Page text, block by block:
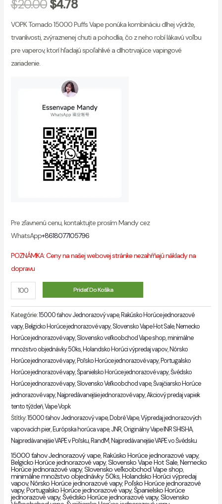
customer
$20.00 $4.78
VOPK Tornado 15000 Puffs Vape ponúka kombináciu dlhej výdrže,
trvanlivosti, zvýraznenej chuti a pohodlia, čo z neho robí lákavú voľbu
pre vaperov, ktorí hľadajú spoľahlivé a dlhotrvajúce vapingové
zariadenie.
Pre zľavnenú cenu, kontaktujte prosím Mandy cez
WhatsApp+8618077105796
POZNÁMKA: Ceny na našej webovej stránke nezahŕňajú náklady na
dopravu
Množstvo Pridať Do Košíka
Kategórie:15000 ťahov Jednorazový vape, Rakúsko Horúce jednorazové
vapy, Belgicko Horúce jednorazové vapy,Slovensko Vape Hot Sale, Nemecko
Horúce jednorazové vapy,Slovensko veľkoobchod Vape shop,minimálne
množstvo objednávky 50ks, Holandsko Horúci výpredaj vapov, Nórsko
Horúce jednorazové vapy, Poľsko Horúce jednorazové vapy, Portugalsko
Horúce jednorazové vapy,Španielsko Horúce jednorazové vapy,Švédsko
Horúce jednorazové vapy,Slovensko Veľkoobchod vape,Švajčiarsko Horúce
jednorazové vapy, Najpredávanejšie jednorazové vapy,Akciový predaj vapiek
tento týždeň,Vape Vopk
Štítky:15000 ťahov Jednorazový vape, Dobré Vape,Výpredaj jednorazových
vapovacích pier, Európska horúca vape,JNR,Originálny Vape INR SHISHA,
Najpredávanejšie VAPE v Poľsku, RandM, Najpredávanejšie VAPE vo Švédsku
15000 ťahov Jednorazový vape,Rakúsko Horúce jednorazové vapy,
Belgicko Horúce jednorazové vapy,Slovensko Vape Hot Sale,Nemecko
Horúce jednorazové vapy,Slovensko veľkoobchod Vape shop,
minimálne množstvo objednávky 50ks,Holandsko Horúci výpredaj
vapov,Nórsko Horúce jednorazové vapy,Poľsko Horúce jednorazové
vapy,Portugalsko Horúce jednorazové vapy,Španielsko Horúce
jednorazové vapy,Švédsko Horúce jednorazové vapy,Slovensko